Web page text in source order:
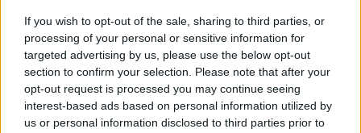
If you wish to opt-out of the sale, sharing to third parties, or
processing of your personal or sensitive information for
targeted advertising by us, please use the below opt-out
section to confirm your selection. Please note that after your
opt-out request is processed you may continue seeing
interest-based ads based on personal information utilized by
us or personal information disclosed to third parties prior to
cheamă NICOLAE, Nicoleta, Niculina sau
alte derivate. Cu toate acestea, ziua de
MOŞ NICOLAE...